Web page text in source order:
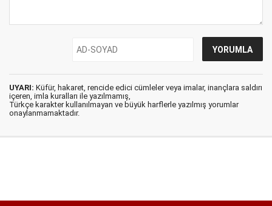
UYARI: Küfür, hakaret, rencide edici cümleler veya imalar, inançlara saldırı
içeren, imla kuralları ile yazılmamış,
Türkçe karakter kullanılmayan ve büyük harflerle yazılmış yorumlar
onaylanmamaktadır.